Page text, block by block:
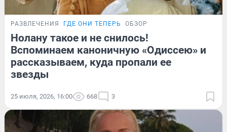
РАЗВЛЕЧЕНИЯ ГДЕ ОНИ ТЕПЕРЬ ОБЗОР
Нолану такое и не снилось!
Вспоминаем каноничную «Одиссею» и
рассказываем, куда пропали ее
звезды
25 июля, 2026, 16:00 668 3